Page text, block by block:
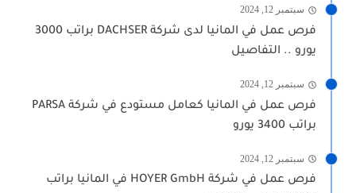
سبتمبر 12, 2024
فرص عمل في المانيا لدى شركة DACHSER براتب 3000
يورو .. التفاصيل
سبتمبر 12, 2024
فرص عمل في المانيا كعامل مستودع في شركة PARSA
براتب 3400 يورو
سبتمبر 12, 2024
فرص عمل في شركة HOYER GmbH في المانيا براتب